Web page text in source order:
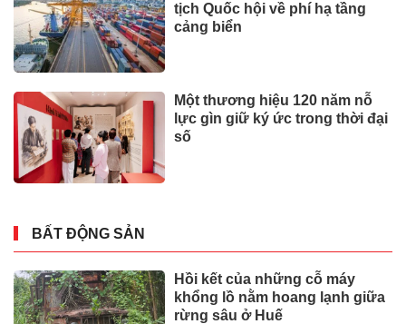
tịch Quốc hội về phí hạ tầng
cảng biển
Một thương hiệu 120 năm nỗ
lực gìn giữ ký ức trong thời đại
số
BẤT ĐỘNG SẢN
Hồi kết của những cỗ máy
khổng lồ nằm hoang lạnh giữa
rừng sâu ở Huế